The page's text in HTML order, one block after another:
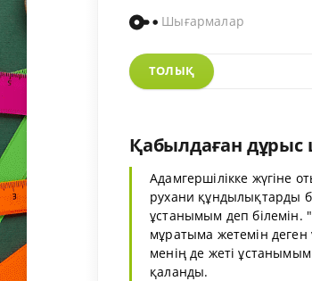
Шығармалар
ТОЛЫҚ
Қабылдаған дұрыс
Адамгершілікке жүгіне
рухани құндылықтарды
ұстанымым деп білемін.
мұратыма жетемін деген
менің де жеті ұстанымым
қаланды.